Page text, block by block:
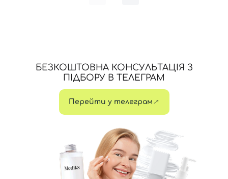
БЕЗКОШТОВНА КОНСУЛЬТАЦІЯ З
ПІДБОРУ В ТЕЛЕГРАМ
Перейти у телеграм